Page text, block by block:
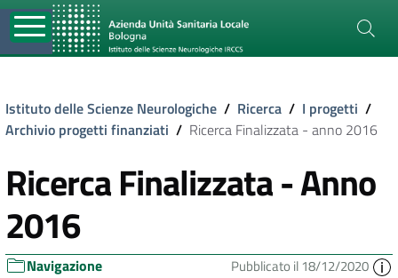
Istituto delle Scienze Neurologiche / Ricerca / I progetti /
Archivio progetti finanziati / Ricerca Finalizzata - anno 2016
Ricerca Finalizzata - Anno
2016
Navigazione Pubblicato il 18/12/2020